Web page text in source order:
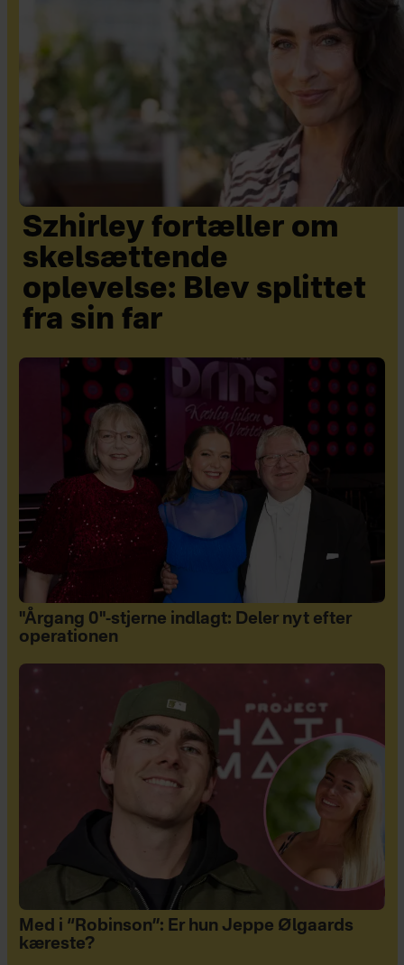
Szhirley fortæller om
skelsættende
oplevelse: Blev splittet
fra sin far
"Årgang 0"-stjerne indlagt: Deler nyt efter
operationen
Med i “Robinson”: Er hun Jeppe Ølgaards
kæreste?